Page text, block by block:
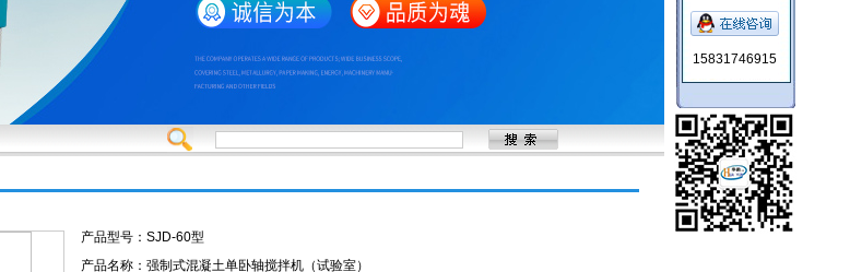
产品型号： SJD-60型
产品名称： 强制式混凝土单卧轴搅拌机（试验室）
15831746915